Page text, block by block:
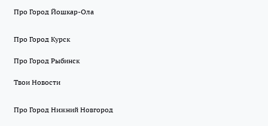
Про Город Йошкар-Ола
Про Город Курск
Про Город Рыбинск
Твои Новости
Про Город Нижний Новгород